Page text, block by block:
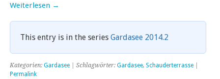
Weiterlesen →
This entry is in the series Gardasee 2014.2
Kategorien: Gardasee | Schlagwörter: Gardasee, Schauderterrasse
Permalink